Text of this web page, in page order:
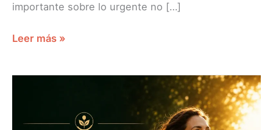
importante sobre lo urgente no […]
Leer más »